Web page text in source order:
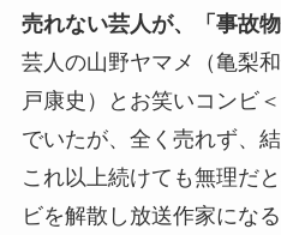
売れない芸人が、「事故
芸人の山野ヤマメ（亀梨
戸康史）とお笑いコンビ
でいたが、全く売れず、
これ以上続けても無理だ
ビを解散し放送作家にな